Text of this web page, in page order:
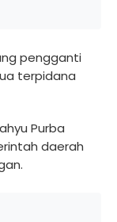
pengganti
terpidana
Purba
daerah